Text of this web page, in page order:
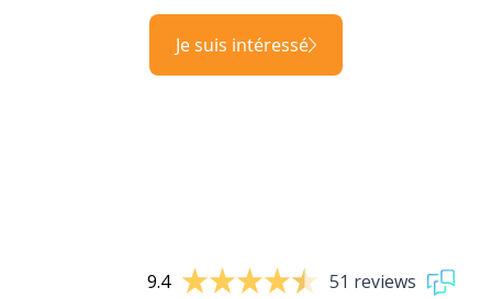
Je suis intéressé
9.4 51 reviews